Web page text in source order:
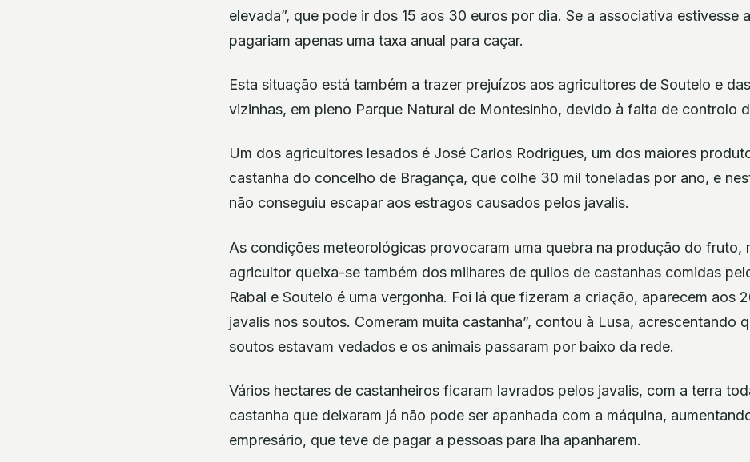
elevada”, que pode ir dos 15 aos 30 euros por dia. Se a associativa estivesse
pagariam apenas uma taxa anual para caçar.
Esta situação está também a trazer prejuízos aos agricultores de Soutelo e
vizinhas, em pleno Parque Natural de Montesinho, devido à falta de controlo
Um dos agricultores lesados é José Carlos Rodrigues, um dos maiores
castanha do concelho de Bragança, que colhe 30 mil toneladas por ano, e
não conseguiu escapar aos estragos causados pelos javalis.
As condições meteorológicas provocaram uma quebra na produção do fruto,
agricultor queixa-se também dos milhares de quilos de castanhas comidas
Rabal e Soutelo é uma vergonha. Foi lá que fizeram a criação, aparecem aos
javalis nos soutos. Comeram muita castanha”, contou à Lusa, acrescentando
soutos estavam vedados e os animais passaram por baixo da rede.
Vários hectares de castanheiros ficaram lavrados pelos javalis, com a terra
castanha que deixaram já não pode ser apanhada com a máquina,
empresário, que teve de pagar a pessoas para lha apanharem.